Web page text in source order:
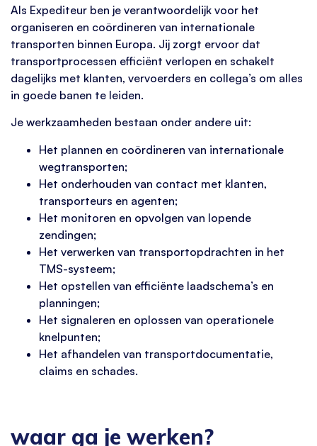
Als Expediteur ben je verantwoordelijk voor het
organiseren en coördineren van internationale
transporten binnen Europa. Jij zorgt ervoor dat
transportprocessen efficiënt verlopen en schakelt
dagelijks met klanten, vervoerders en collega’s om alles
in goede banen te leiden.
Je werkzaamheden bestaan onder andere uit:
Het plannen en coördineren van internationale
wegtransporten;
Het onderhouden van contact met klanten,
transporteurs en agenten;
Het monitoren en opvolgen van lopende
zendingen;
Het verwerken van transportopdrachten in het
TMS-systeem;
Het opstellen van efficiënte laadschema’s en
planningen;
Het signaleren en oplossen van operationele
knelpunten;
Het afhandelen van transportdocumentatie,
claims en schades.
waar ga je werken?